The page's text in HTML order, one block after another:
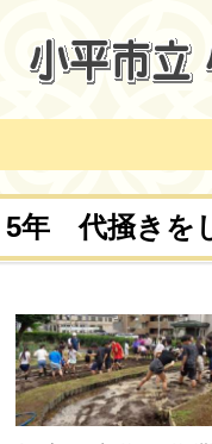
5年 代掻きを